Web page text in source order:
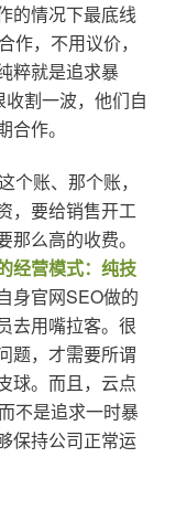
的情况下最底线
作，不用议价，
粹就是追求暴
收割一波，他们自
作。
个账、那个账，
，要给销售开工
么高的收费。
经营模式：纯技
身官网SEO做的
去用嘴拉客。很
题，才需要所谓
球。而且，云点
不是追求一时暴
保持公司正常运